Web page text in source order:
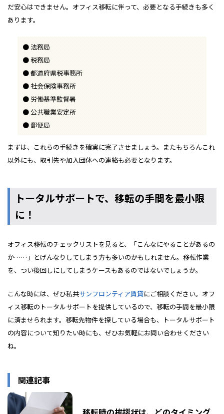
だ安心はできません。オフィス移転に伴って、必要となる手続きも多く
あります。
法務局
税務局
都道府県税事務所
社会保険事務所
労働基準監督署
公共職業安定所
郵便局
まずは、これらの手続きを確実に完了させましょう。またもちろんこれ
以外にも、取引先や加入団体への連絡も必要となります。
トータルサポートで、移転の手間を最小限
に！
オフィス移転のチェックリストを見ると、「こんなにやることがあるの
か……」とげんなりしてしまう方も多いのかもしれません。移転作業
を、つい後回しにしてしまうケースもあるのではないでしょうか。
こんな時には、ぜひ私共サンフロンティア賃貸にご相談ください。オフ
ィス移転のトータルサポートを提供しているので、移転の手間を最小限
に済ませられます。移転先物件を探している場合も、トータルサポート
の内容について知りたい時にも、ぜひお気軽にお問い合わせください
ね。
関連記事